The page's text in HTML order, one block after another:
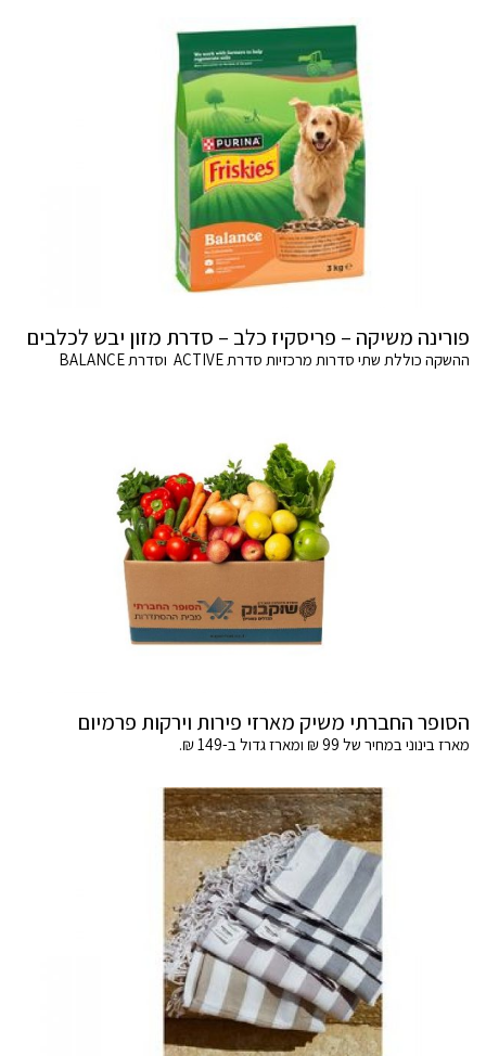
פורינה משיקה – פריסקיז כלב – סדרת מזון יבש לכלבים
ההשקה כוללת שתי סדרות מרכזיות סדרת ACTIVE וסדרת BALANCE
הסופר החברתי משיק מארזי פירות וירקות פרמיום
מארז בינוני במחיר של 99 ₪ ומארז גדול ב-149 ₪.